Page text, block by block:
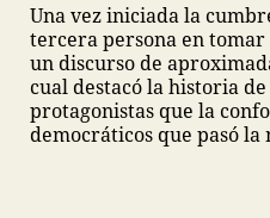
Una vez iniciada la
tercera persona en
un discurso de
cual destacó la historia de
protagonistas que la
democráticos que pasó la